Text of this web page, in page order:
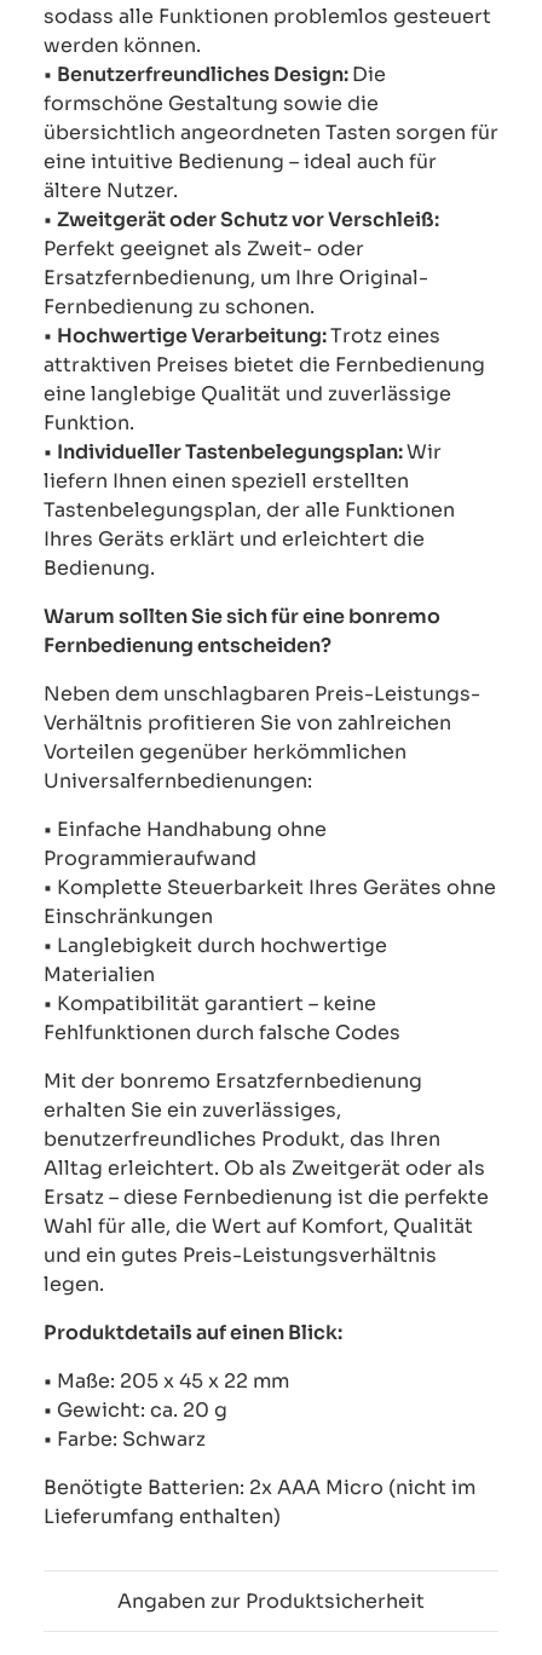
sodass alle Funktionen problemlos gesteuert
werden können.
• Benutzerfreundliches Design:Die
formschöne Gestaltung sowie die
übersichtlich angeordneten Tasten sorgen für
eine intuitive Bedienung – ideal auch für
ältere Nutzer.
• Zweitgerät oder Schutz vor Verschleiß:
Perfekt geeignet als Zweit- oder
Ersatzfernbedienung, um Ihre Original-
Fernbedienung zu schonen.
• Hochwertige Verarbeitung:Trotz eines
attraktiven Preises bietet die Fernbedienung
eine langlebige Qualität und zuverlässige
Funktion.
• Individueller Tastenbelegungsplan:Wir
liefern Ihnen einen speziell erstellten
Tastenbelegungsplan, der alle Funktionen
Ihres Geräts erklärt und erleichtert die
Bedienung.
Warum sollten Sie sich für eine bonremo
Fernbedienung entscheiden?
Neben dem unschlagbaren Preis-Leistungs-
Verhältnis profitieren Sie von zahlreichen
Vorteilen gegenüber herkömmlichen
Universalfernbedienungen:
• Einfache Handhabung ohne
Programmieraufwand
• Komplette Steuerbarkeit Ihres Gerätes ohne
Einschränkungen
• Langlebigkeit durch hochwertige
Materialien
• Kompatibilität garantiert – keine
Fehlfunktionen durch falsche Codes
Mit der bonremo Ersatzfernbedienung
erhalten Sie ein zuverlässiges,
benutzerfreundliches Produkt, das Ihren
Alltag erleichtert. Ob als Zweitgerät oder als
Ersatz – diese Fernbedienung ist die perfekte
Wahl für alle, die Wert auf Komfort, Qualität
und ein gutes Preis-Leistungsverhältnis
legen.
Produktdetails auf einen Blick:
• Maße: 205 x 45 x 22 mm
• Gewicht: ca. 20 g
• Farbe: Schwarz
Benötigte Batterien: 2x AAA Micro (nicht im
Lieferumfang enthalten)
Angaben zur Produktsicherheit